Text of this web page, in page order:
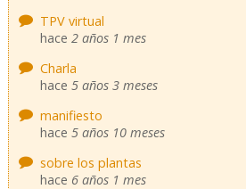
TPV virtual
hace 2 años 1 mes
Charla
hace 5 años 3 meses
manifiesto
hace 5 años 10 meses
sobre los plantas
hace 6 años 1 mes